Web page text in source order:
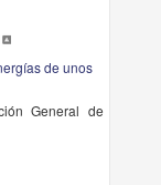
de unos
General de